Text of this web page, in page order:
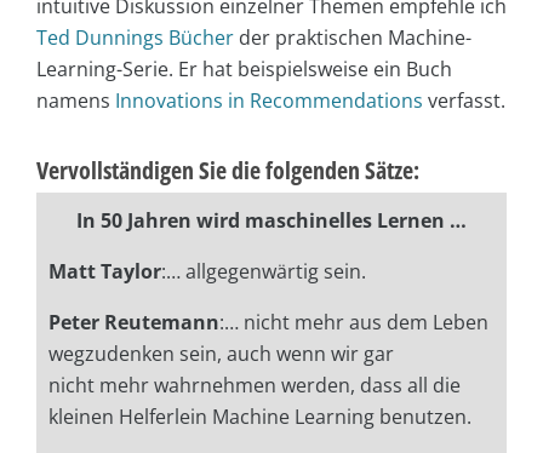
intuitive Diskussion einzelner Themen empfehle ich
Ted Dunnings Bücher der praktischen Machine-
Learning-Serie. Er hat beispielsweise ein Buch
namens Innovations in Recommendations verfasst.
Vervollständigen Sie die folgenden Sätze:
In 50 Jahren wird maschinelles Lernen …
Matt Taylor:… allgegenwärtig sein.
Peter Reutemann:… nicht mehr aus dem Leben
wegzudenken sein, auch wenn wir gar
nicht mehr wahrnehmen werden, dass all die
kleinen Helferlein Machine Learning benutzen.